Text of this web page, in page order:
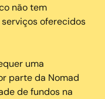
não tem
oferecidos
uma
parte da Nomad
de fundos na